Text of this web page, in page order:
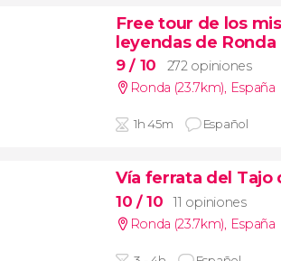
Free tour de los
leyendas de Ronda
9/ 10
272 opiniones
Ronda (23.7km), España
1h 45m Español
Vía ferrata del Tajo
10 / 10
11 opiniones
Ronda (23.7km), España